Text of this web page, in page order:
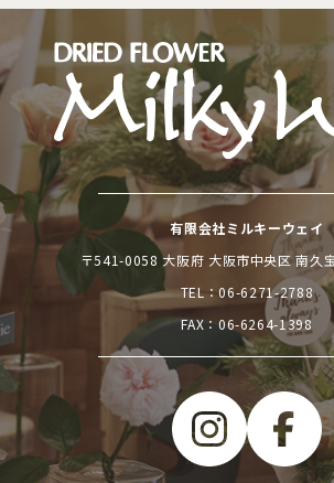
有限会社ミルキーウェイ
〒541-0058 大阪府 大阪市中央区 南久
TEL：06-6271-2788
FAX：06-6264-1398